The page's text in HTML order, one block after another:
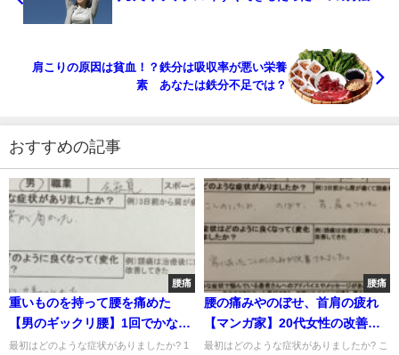
肩こりの原因は貧血！？鉄分は吸収率が悪い栄養
素 あなたは鉄分不足では？
おすすめの記事
腰痛
重いものを持って腰を痛めた
【男のギックリ腰】1回でかなり
改善した
最初はどのような症状がありましたか? 1
腰痛
腰の痛みやのぼせ、首肩の疲れ
【マンガ家】20代女性の改善し
た1症例
最初はどのような症状がありましたか? こ